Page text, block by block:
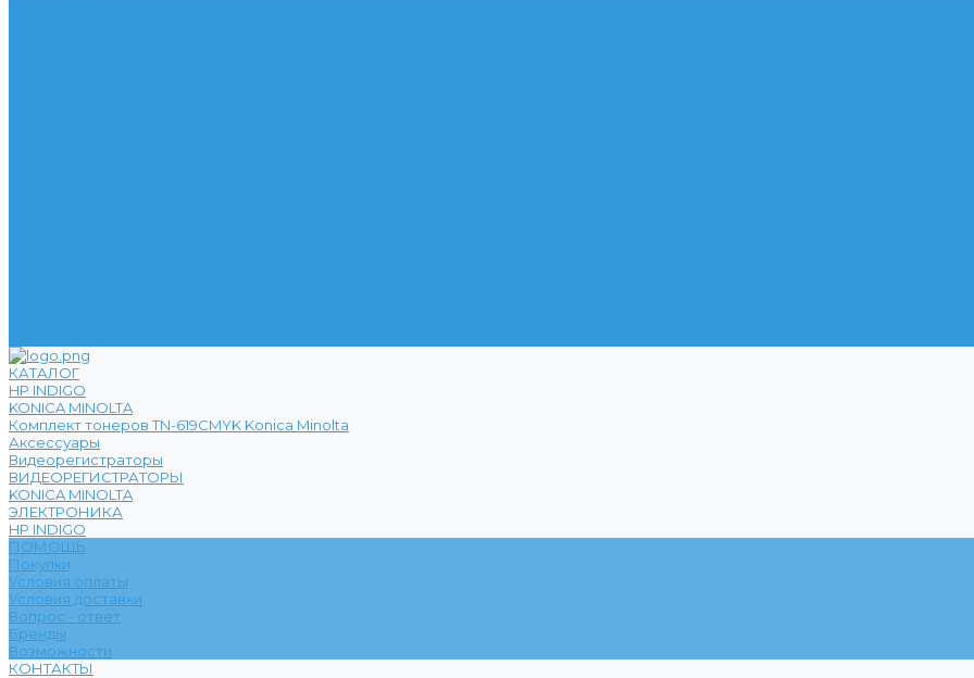
КАТАЛОГ
HP INDIGO
KONICA MINOLTA
Комплект тонеров TN-619CMYK Konica Minolta
Аксессуары
Видеорегистраторы
ВИДЕОРЕГИСТРАТОРЫ
KONICA MINOLTA
ЭЛЕКТРОНИКА
HP INDIGO
ПОМОЩЬ
Покупки
Условия оплаты
Условия доставки
Вопрос - ответ
Бренды
Возможности
КОНТАКТЫ